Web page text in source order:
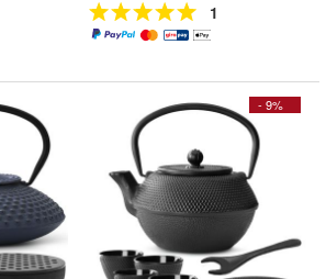
1
- 9%